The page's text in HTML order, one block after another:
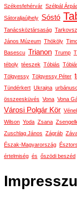
Székesfehérvár Szélpál
Sátoraljaújhely Sóstó
Tanácsköztársaság
János Múzeum Thököly
Basescu Trianon Trump
téboly téeszek Tóbiás
Tölgyessy Tölgyessy Péter
Tündérkert Ukrajna
összeesküvés Vona Vona
Városi Polgár Kör
Wilson Yoda Zsana
Zuschlag János Zágráb
Észak-Magyarország
értelmiség és őszödi beszéd